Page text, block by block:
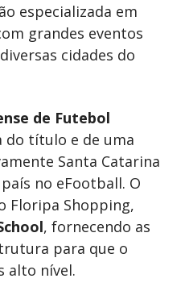
especializada em
grandes eventos
cidades do
de Futebol
do título e de uma
Santa Catarina
no eFootball. O
Floripa Shopping,
, fornecendo as
para que o
alto nível.